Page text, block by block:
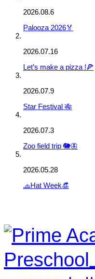
2026.08.6
Palooza 2026🏅
2026.07.16
Let’s make a pizza !🍕
2026.07.9
Star Festival 🎋
2026.07.3
Zoo field trip 🐘🦋
2026.05.28
🧢Hat Week👒